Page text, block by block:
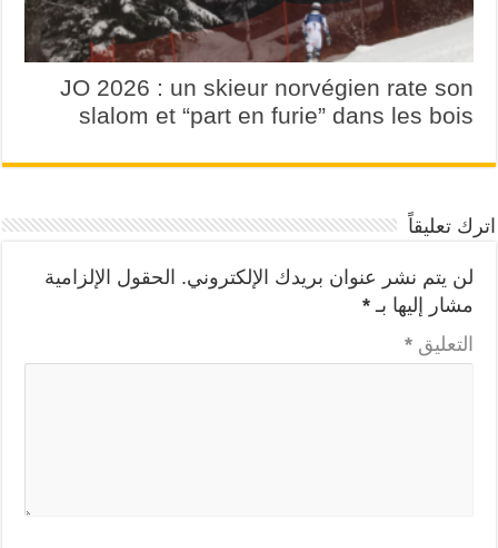
JO 2026 : un skieur norvégien rate son
slalom et “part en furie” dans les bois
اترك تعليقاً
لن يتم نشر عنوان بريدك الإلكتروني. الحقول الإلزامية
مشار إليها بـ *
التعليق *